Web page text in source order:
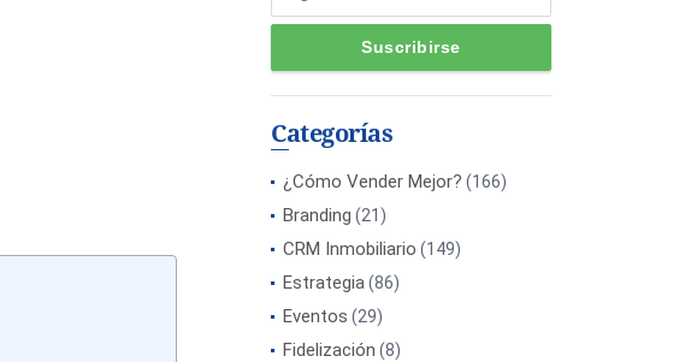
Categorías
¿Cómo Vender Mejor? (166)
Branding (21)
CRM Inmobiliario (149)
Estrategia(86)
Eventos (29)
Fidelización (8)